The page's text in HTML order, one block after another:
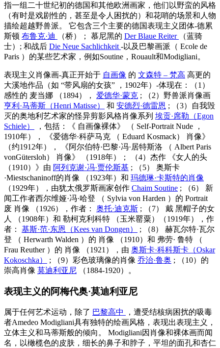
指一组二十世纪初的德国和其他欧洲画家，他们以野蛮的风格
（有时是戏剧性的，甚至是令人困扰的）和花哨的场景和人物
描绘超越野兽派。 它包含三个主要的德国表现主义团体-德累
斯顿 布鲁克·迪 （桥）； 慕尼黑的 Der Blaue Reiter
（蓝骑
士）; 和战后 Die Neue Sachlichkeit -以及巴黎画派（ Ecole de
Paris ）的某些艺术家，例如Soutine，Rouault和Modigliani。
表现主义肖像画-真正开始于 自画像 的 文森特 – 梵高 高更的
大溪地作品（如 “带风扇的女孩” ，1902年）-体现在：（1）
感性的 麦当娜 （1894）， 爱德华·蒙克 ; （2）野兽派肖像画
亨利·马蒂斯（Henri Matisse）
和 安德烈·德雷恩 ; （3）自我毁
灭的奥地利艺术家的怪异剪影风格肖像系列 埃贡·席勒（Egon
Schiele）
，包括：《 自画像裸体》 （ Self-Portrait Nude ，
1910年），
《爱德华·科萨马克 （ Eduard Kosmack）
肖像》
（约1912年），
《阿尔伯特·巴黎·冯·居特斯洛 （ Albert Paris
vonGütersloh）
肖像》 （1918年）； （4）杰作
《女人的头
（1910）》由 阿列克谢·冯·贾伦斯基 ; （5） 奥斯卡
·Miestschaninoff的肖像 （1923年）和 玛德琳·卡斯特的肖像
（1929年），由犹太俄罗斯画家创作 Chaim Soutine ; （6） 新
闻工作者西尔维娅·冯·哈登 （ Sylvia von Harden ）的 Portrait
废 肖像 （1926），作者： 奥托·迪克斯 ; （7） 戴 黑帽子的女
人
（1908年）和 勒柯克利科特 （玉米罂粟）（1919年），作
者： 基斯·范·东恩（Kees van Dongen） ; （8） 赫瓦尔特·瓦尔
登 （ Herwarth Walden ）的 肖像 （1910）和 弗劳· 鲁特 （
Frau Reuther）的 肖像 （1921），由 奥斯卡·科科斯卡（Oskar
Kokoschka）
; （9）彩色玻璃像的肖像 乔治·鲁奥 ; （10）的
崇高肖像 莫迪利亚尼 （1884-1920）。
表现主义的阿梅代奥·莫迪利亚尼
属于任何艺术运动，除了 巴黎高中
，遭受结核病困扰的吸毒
者Amedeo Modigliani具有独特的绘画风格，表现出表现主义，
立体主义和马蒂斯般的倾向。 Modigliani因肖像和裸体画而闻
名，以橄榄色的皮肤，细长的鼻子和脖子，平坦的面孔和杏仁